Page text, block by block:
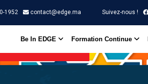
1952 contact@edge.ma Suivez-nous !
Be In EDGE Formation Continue